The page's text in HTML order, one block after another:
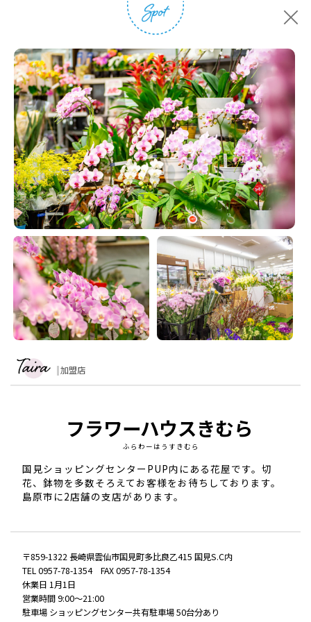
加盟店
フラワーハウスきむら
ふらわーはうすきむら
国見ショッピングセンターPUP内にある花屋です。切
花、鉢物を多数そろえてお客様をお待ちしております。
島原市に2店舗の支店があります。
〒859-1322 長崎県雲仙市国見町多比良乙415 国見S.C内
TEL 0957-78-1354 FAX 0957-78-1354
休業日 1月1日
営業時間 9:00〜21:00
駐車場 ショッピングセンター共有駐車場 50台分あり